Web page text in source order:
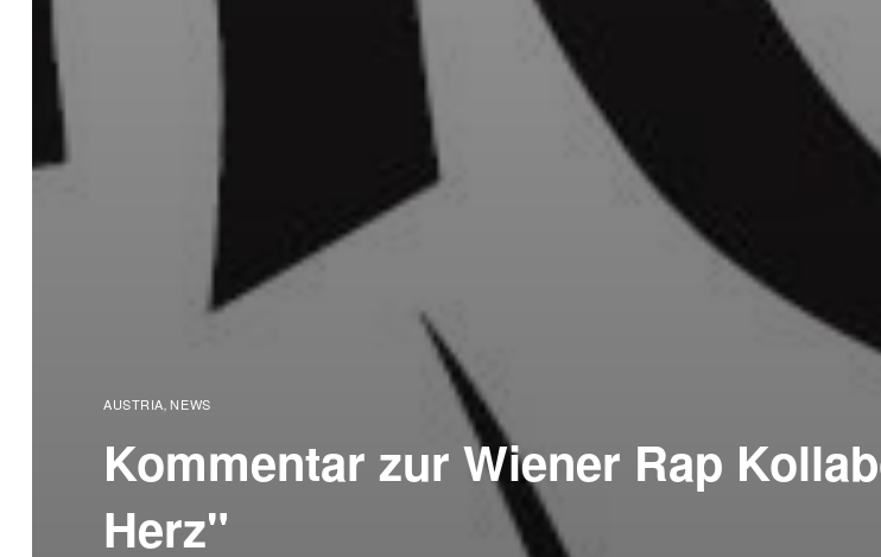
AUSTRIA NEWS
Kommentar zur Wiener Rap
Herz"